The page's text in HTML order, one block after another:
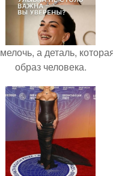
а деталь,
образ человека.